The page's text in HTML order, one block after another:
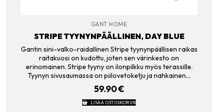
GANT HOME
STRIPE TYYNYNPÄÄLLINEN, DAY BLUE
Gantin sini-valko-raidallinen Stripe tyynynpäällisen raikas
raitakuosi on kudottu, joten sen värinkesto on
erinomainen. Stripe tyyny on ilonpilkku myös terassille.
Tyynyn sivusaumassa on piilovetoketju ja nahkainen…
59.90€
LISÄÄ OSTOSKORIIN